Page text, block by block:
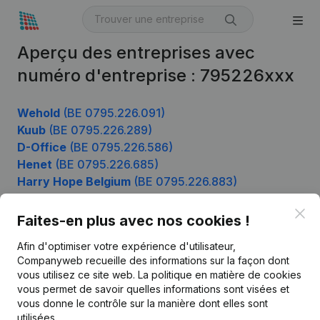
Aperçu des entreprises avec
numéro d'entreprise : 795226xxx
Wehold (BE 0795.226.091)
Kuub (BE 0795.226.289)
D-Office (BE 0795.226.586)
Henet (BE 0795.226.685)
Harry Hope Belgium (BE 0795.226.883)
Faites-en plus avec nos cookies !
Afin d'optimiser votre expérience d'utilisateur,
Companyweb recueille des informations sur la façon dont
vous utilisez ce site web. La politique en matière de cookies
vous permet de savoir quelles informations sont visées et
vous donne le contrôle sur la manière dont elles sont
utilisées.
Français
Informations d’entreprise
Monitoring